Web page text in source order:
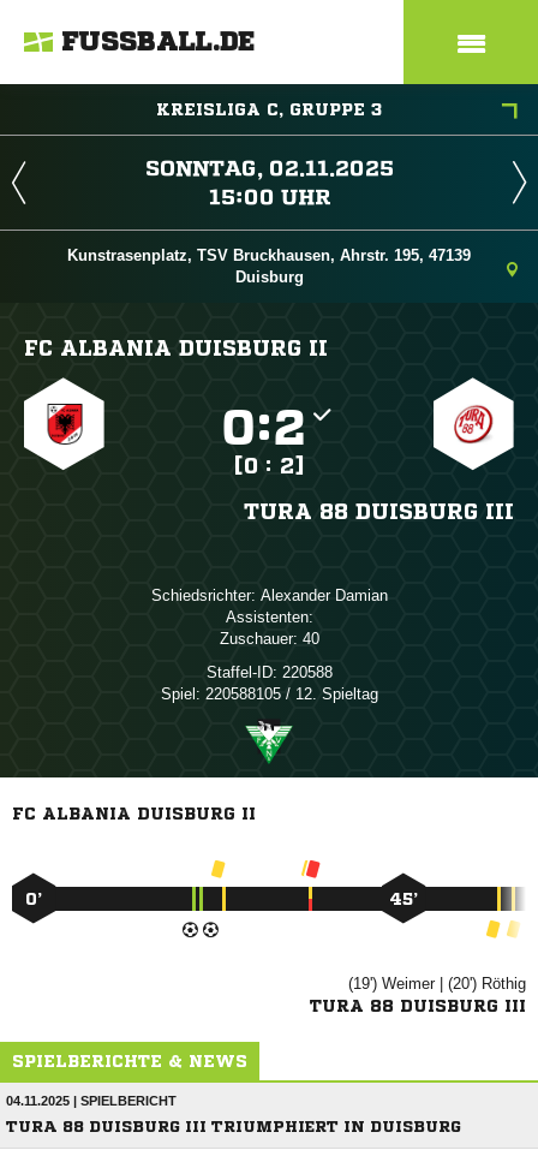
FUSSBALL.DE
KREISLIGA C, GRUPPE 3
 
 
Kunstrasenplatz, TSV Bruckhausen, Ahrstr. 195, 47139
Duisburg
FC ALBANIA DUISBURG II
:
[0 : 2]
TURA 88 DUISBURG III
Schiedsrichter:  
Assistenten:
Zuschauer: 40
Staffel-ID: 220588
Spiel: 220588105 / 12. Spieltag
FC ALBANIA DUISBURG II
0’ 45’
(19') | (20') 
TURA 88 DUISBURG III
SPIELBERICHTE & NEWS
04.11.2025 | SPIELBERICHT
TURA 88 DUISBURG III TRIUMPHIERT IN DUISBURG